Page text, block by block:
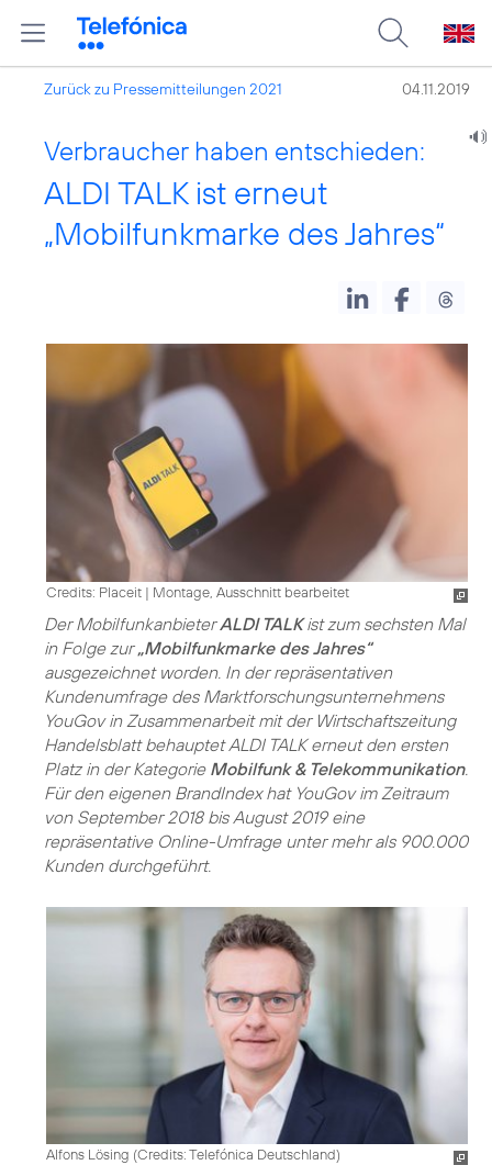
Zurück zu Pressemitteilungen 2021 04.11.2019
Verbraucher haben entschieden:
ALDI TALK ist erneut
„Mobilfunkmarke des Jahres“
Credits: Placeit | Montage, Ausschnitt bearbeitet
Der MobilfunkanbieterALDI TALKist zum sechsten Mal
in Folge zur„Mobilfunkmarke des Jahres“
ausgezeichnet worden. In der repräsentativen
Kundenumfrage des Marktforschungsunternehmens
YouGov in Zusammenarbeit mit der Wirtschaftszeitung
Handelsblatt behauptet ALDI TALK erneut den ersten
Platz in der Kategorie Mobilfunk & Telekommunikation.
Für den eigenen BrandIndex hat YouGov im Zeitraum
von September 2018 bis August 2019 eine
repräsentative Online-Umfrage unter mehr als 900.000
Kunden durchgeführt.
Alfons Lösing (Credits: Telefónica Deutschland)